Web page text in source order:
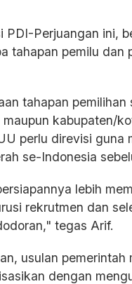
PDI-Perjuangan ini,
tahapan pemilu
tahapan
kabupaten/
perlu direvisi guna
se-Indonesia
lebih
rekrutmen dan
tegas Arif.
usulan pemerintah
dengan